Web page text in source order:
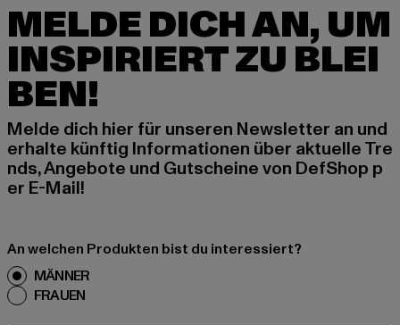
MELDE DICH AN, UM
INSPIRIERT ZU BLEI
BEN!
Melde dich hier für unseren Newsletter an und
erhalte künftig Informationen über aktuelle Tre
nds, Angebote und Gutscheine von DefShop p
er E-Mail!
An welchen Produkten bist du interessiert?
MÄNNER
FRAUEN